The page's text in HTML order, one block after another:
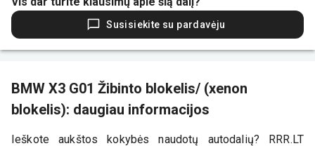
Susisiekite su pardavėju
BMW X3 G01 Žibinto blokelis/ (xenon
blokelis): daugiau informacijos
Ieškote aukštos kokybės naudotų autodalių? RRR.LT